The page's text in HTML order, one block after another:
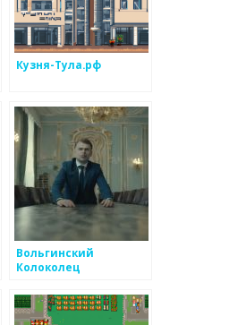
Кузня-Тула.рф
Вольгинский
Колоколец